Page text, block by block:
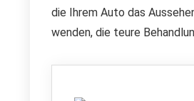
die Ihrem Auto das
wenden, die teure